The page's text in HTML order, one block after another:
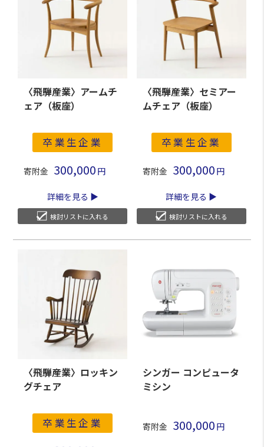
〈飛騨産業〉アームチ
ェア（板座）
卒業生企業
寄附金 300,000
詳細を見る
検討リストに入れる
〈飛騨産業〉セミアー
ムチェア（板座）
卒業生企業
寄附金 300,000
詳細を見る
検討リストに入れる
〈飛騨産業〉ロッキン
グチェア
卒業生企業
シンガー コンピュータ
ミシン
寄附金 300,000